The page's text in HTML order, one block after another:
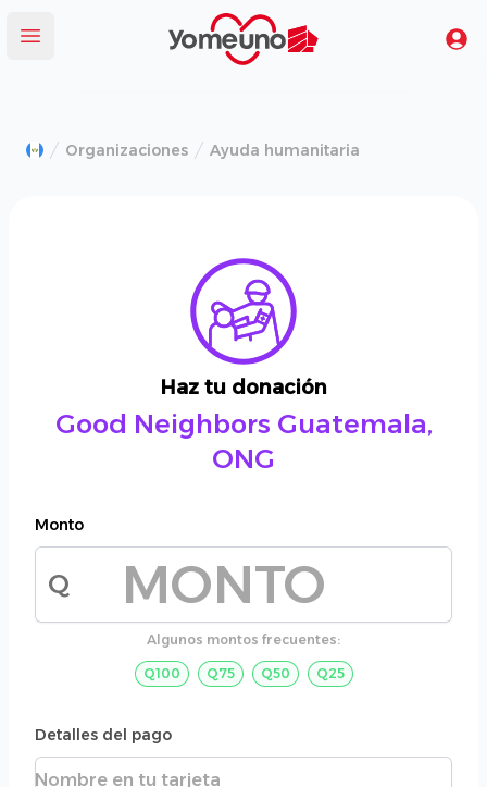
Abrir menú
Yomeuno.com
Organizaciones Ayuda humanitaria
Haz tu donación
Good Neighbors Guatemala,
ONG
Monto
Monto de la donación
Q
Algunos montos frecuentes:
Q100 Q75 Q50 Q25
Detalles del pago
Nombre completo